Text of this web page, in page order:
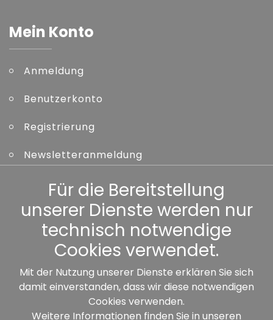
Mein Konto
Anmeldung
Benutzerkonto
Registrierung
Newsletteranmeldung
Kennwort vergessen
Sonstiges
Unsere Partner:
Für die Bereitstellung
unserer Dienste werden nur
technisch notwendige
Cookies verwendet.
Mit der Nutzung unserer Dienste erklären Sie sich
damit einverstanden, dass wir diese notwendigen
Cookies verwenden.
Weitere Informationen finden Sie in unseren